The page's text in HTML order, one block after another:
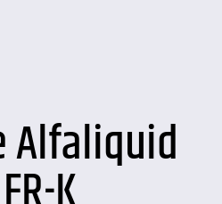
Alfaliquid